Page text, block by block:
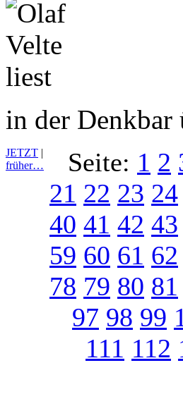
in der Denkbar
JETZT |
früher…
Seite: 1 2
21 22 23 24
40 41 42 43
59 60 61 62
78 79 80 81
97 98 99
111 112